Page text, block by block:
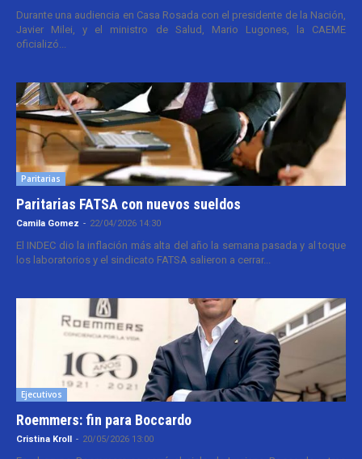
Durante una audiencia en Casa Rosada con el presidente de la Nación,
Javier Milei, y el ministro de Salud, Mario Lugones, la CAEME
oficializó...
Paritarias
Paritarias FATSA con nuevos sueldos
Camila Gomez - 22/04/2026 14:30
El INDEC dio la inflación más alta del año la semana pasada y al toque
los laboratorios y el sindicato FATSA salieron a cerrar...
Ejecutivos
Roemmers: fin para Boccardo
Cristina Kroll - 20/05/2026 13:00